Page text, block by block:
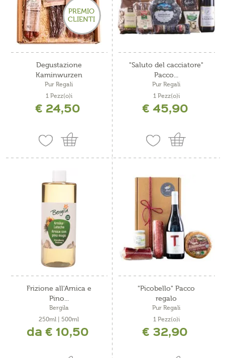
PREMIO
CLIENTI
Degustazione
Kaminwurzen
Pur Regali
1 Pezz(o)i
€ 24,50
"Saluto del cacciatore"
Pacco...
Pur Regali
1 Pezz(o)i
€ 45,90
Frizione all'Arnica e
Pino...
Bergila
250ml | 500ml
da € 10,50
"Picobello" Pacco
regalo
Pur Regali
1 Pezz(o)i
€ 32,90